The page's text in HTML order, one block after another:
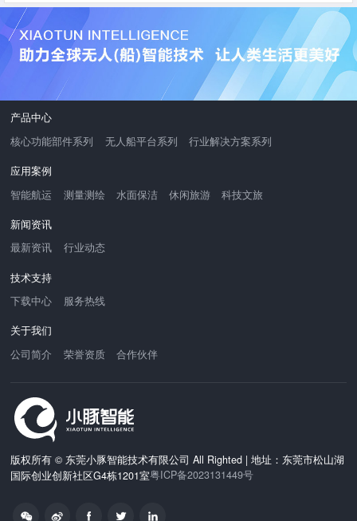
产品中心
核心功能部件系列 无人船平台系列 行业解决方案系列
应用案例
智能航运 测量测绘 水面保洁 休闲旅游 科技文旅
新闻资讯
最新资讯 行业动态
技术支持
下载中心 服务热线
关于我们
公司简介 荣誉资质 合作伙伴
版权所有 © 东莞小豚智能技术有限公司 All Righted | 地址：东莞市松山湖
国际创业创新社区G4栋1201室粤ICP备2023131449号